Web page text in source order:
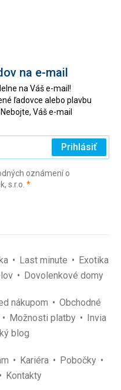
na e-mail
na Váš e-mail!
ľadovce alebo plavbu
Váš e-mail
Prihlásiť
oznámení o
s.r.o. *(povinné)
Last minute
Exotika
Dovolenkové domy
nákupom
Obchodné
Možnosti platby
Invia
blog
Kariéra
Pobočky
Kontakty